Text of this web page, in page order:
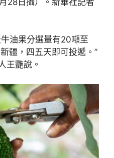
油果分選量有20噸至
疆，四五天即可投遞。”
王艷說。